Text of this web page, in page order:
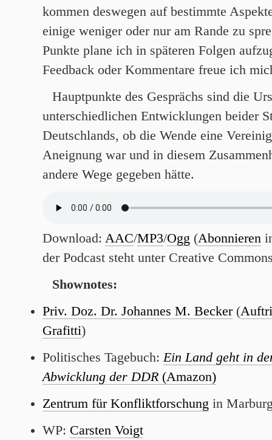
kommen deswegen auf bestimmte
einige weniger oder nur am Rande zu
Punkte plane ich in späteren Folgen
Feedback oder Kommentare freue ich
Hauptpunkte des Gesprächs sind die
unterschiedlichen Entwicklungen beider
Deutschlands, ob die Wende eine
Aneignung war und in diesem
andere Wege gegeben hätte.
Download: AAC/MP3/Ogg (Abonnieren
der Podcast steht unter Creative
Shownotes:
Priv. Doz. Dr. Johannes M. Becker(
Grafitti)
Politisches Tagebuch:Ein Land geht in
Abwicklung der DDR (Amazon)
Zentrum für Konfliktforschung in
WP: Carsten Voigt